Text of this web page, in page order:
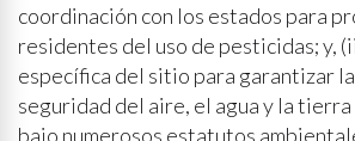
coordinación con los estados para
residentes del uso de pesticidas; y,
específica del sitio para garantizar
seguridad del aire, el agua y la
bajo numerosos estatutos